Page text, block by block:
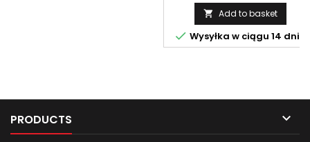
 Add to basket
 Wysyłka w ciągu 14 dni
PRODUCTS 